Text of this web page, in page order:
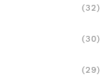
(32)
(30)
(29)